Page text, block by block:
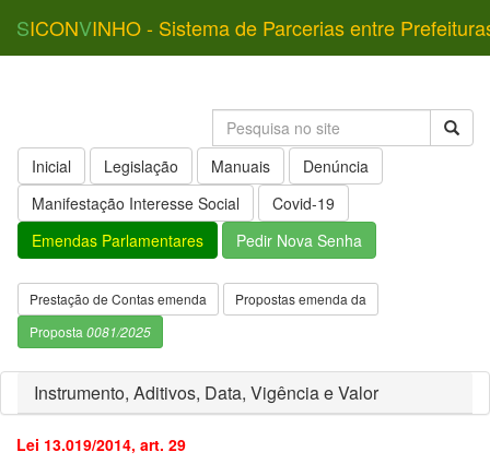
SICONVINHO - Sistema de Parcerias entre
Inicial Legislação Manuais
Denúncia
Manifestação Interesse Social
Covid-19
Emendas Parlamentares
Pedir Nova Senha
Prestação de Contas emenda
Propostas emenda da
Proposta 0081/2025
Instrumento, Aditivos, Data, Vigência e Valor
Lei 13.019/2014, art. 29